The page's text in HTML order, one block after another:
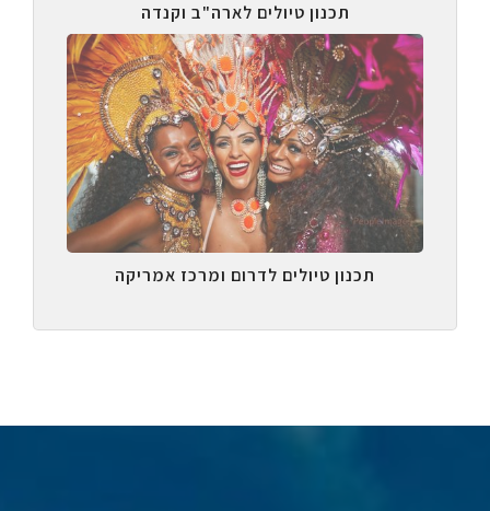
תכנון טיולים לארה"ב וקנדה
תכנון טיולים לדרום ומרכז אמריקה